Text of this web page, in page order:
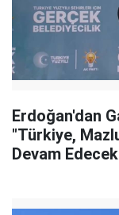
Erdoğan'dan
"Türkiye,
Devam